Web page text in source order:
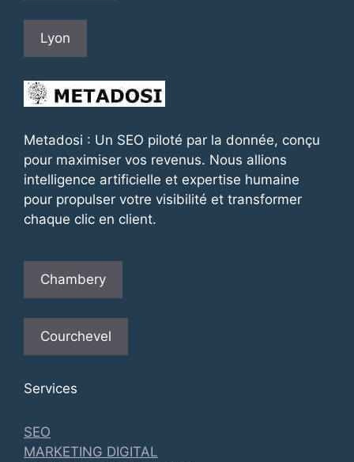
Lyon
Metadosi : Un SEO piloté par la donnée, conçu
pour maximiser vos revenus. Nous allions
intelligence artificielle et expertise humaine
pour propulser votre visibilité et transformer
chaque clic en client.
Chambery
Courchevel
Services
SEO
MARKETING DIGITAL